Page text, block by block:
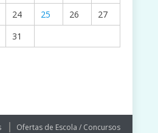
24 25 26
27
31
Ofertas de Escola / Concursos